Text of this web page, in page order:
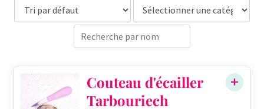
Couteau d'écailler
Tarbouriech